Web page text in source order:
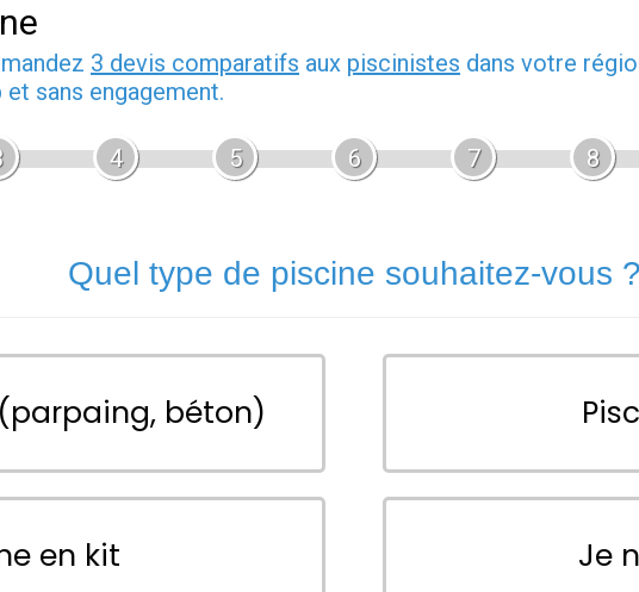
3 devis comparatifs aux piscinistes dans votre
et sans engagement.
4 5 6 7 8
Quel type de piscine souhaitez-vous ?
béton)
en kit Je